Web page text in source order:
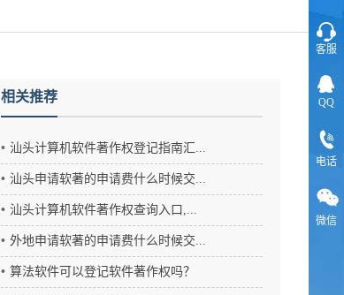
相关推荐
汕头计算机软件著作权登记指南汇...
汕头申请软著的申请费什么时候交...
汕头计算机软件著作权查询入口,...
外地申请软著的申请费什么时候交...
算法软件可以登记软件著作权吗？
客服
QQ
电话
微信